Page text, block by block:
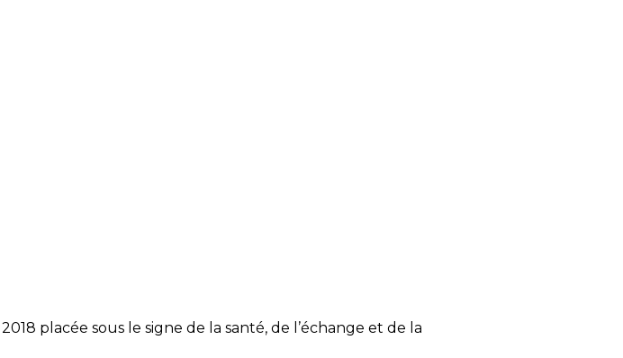
placée sous le signe de la santé, de l’échange et de la